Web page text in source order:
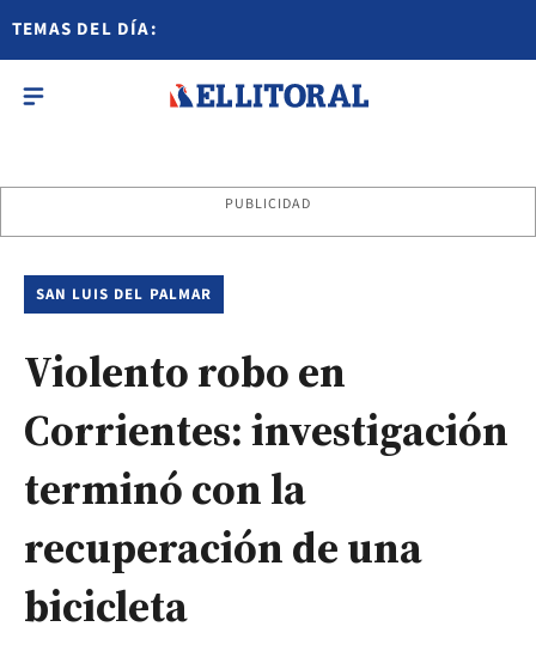
TEMAS DEL DÍA:
PUBLICIDAD
SAN LUIS DEL PALMAR
Violento robo en
Corrientes: investigación
terminó con la
recuperación de una
bicicleta